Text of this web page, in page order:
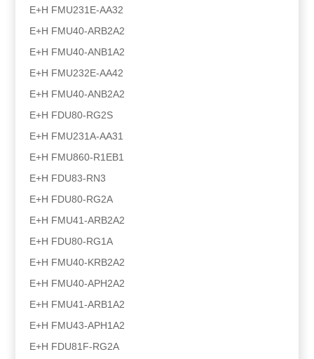
E+H FMU231E-AA32
E+H FMU40-ARB2A2
E+H FMU40-ANB1A2
E+H FMU232E-AA42
E+H FMU40-ANB2A2
E+H FDU80-RG2S
E+H FMU231A-AA31
E+H FMU860-R1EB1
E+H FDU83-RN3
E+H FDU80-RG2A
E+H FMU41-ARB2A2
E+H FDU80-RG1A
E+H FMU40-KRB2A2
E+H FMU40-APH2A2
E+H FMU41-ARB1A2
E+H FMU43-APH1A2
E+H FDU81F-RG2A